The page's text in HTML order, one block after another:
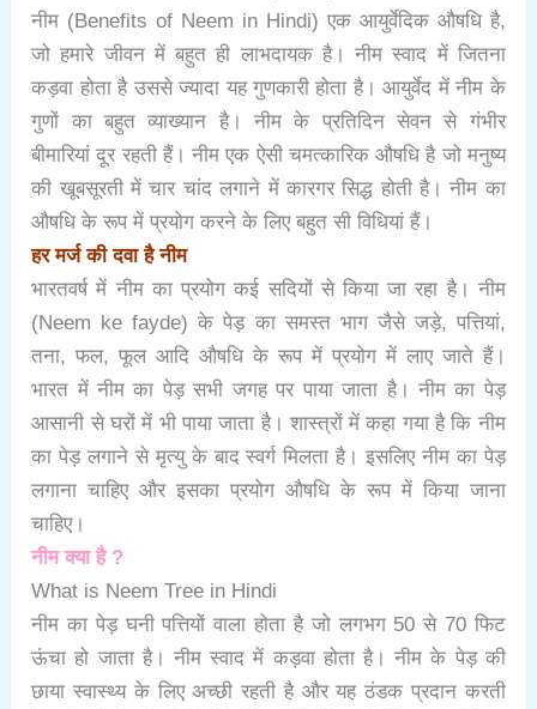
नीम (Benefits of Neem in Hindi) एक आयुर्वेदिक औषधि है,
जो हमारे जीवन में बहुत ही लाभदायक है। नीम स्वाद में जितना
कड़वा होता है उससे ज्यादा यह गुणकारी होता है। आयुर्वेद में नीम के
गुणों का बहुत व्याख्यान है। नीम के प्रतिदिन सेवन से गंभीर
बीमारियां दूर रहती हैं। नीम एक ऐसी चमत्कारिक औषधि है जो मनुष्य
की खूबसूरती में चार चांद लगाने में कारगर सिद्ध होती है। नीम का
औषधि के रूप में प्रयोग करने के लिए बहुत सी विधियां हैं।
हर मर्ज की दवा है नीम
भारतवर्ष में नीम का प्रयोग कई सदियों से किया जा रहा है। नीम
(Neem ke fayde) के पेड़ का समस्त भाग जैसे जड़े, पत्तियां,
तना, फल, फूल आदि औषधि के रूप में प्रयोग में लाए जाते हैं।
भारत में नीम का पेड़ सभी जगह पर पाया जाता है। नीम का पेड़
आसानी से घरों में भी पाया जाता है। शास्त्रों में कहा गया है कि नीम
का पेड़ लगाने से मृत्यु के बाद स्वर्ग मिलता है। इसलिए नीम का पेड़
लगाना चाहिए और इसका प्रयोग औषधि के रूप में किया जाना
चाहिए।
नीम क्या है ?
What is Neem Tree in Hindi
नीम का पेड़ घनी पत्तियों वाला होता है जो लगभग 50 से 70 फिट
ऊंचा हो जाता है। नीम स्वाद में कड़वा होता है। नीम के पेड़ की
छाया स्वास्थ्य के लिए अच्छी रहती है और यह ठंडक प्रदान करती